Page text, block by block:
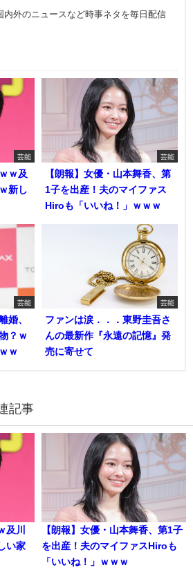
内外のニュースなど時事ネタを毎日配信
芸能
ｗ及
新し
芸能
【朗報】女優・山本舞香、第
1子を出産！夫のマイファス
Hiroも「いいね！」ｗｗｗ
芸能
婚、
？ｗ
ｗ
芸能
ファンは涙．．．東野圭吾さ
んの最新作『永遠の記憶』発
売に寄せて
記事
及川
い家
【朗報】女優・山本舞香、第1子
を出産！夫のマイファスHiroも
「いいね！」ｗｗｗ